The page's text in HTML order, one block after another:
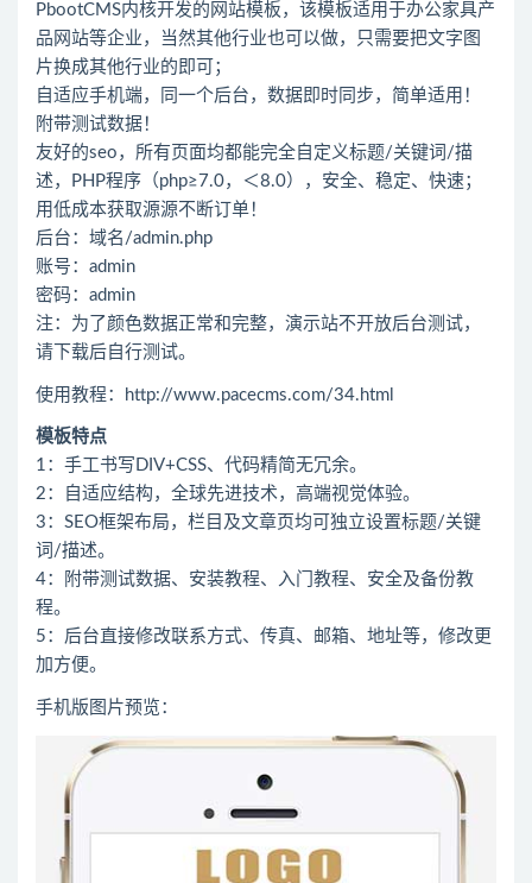
PbootCMS内核开发的网站模板，该模板适用于办公家具产
品网站等企业，当然其他行业也可以做，只需要把文字图
片换成其他行业的即可；
自适应手机端，同一个后台，数据即时同步，简单适用！
附带测试数据！
友好的seo，所有页面均都能完全自定义标题/关键词/描
述，PHP程序（php≥7.0，＜8.0），安全、稳定、快速；
用低成本获取源源不断订单！
后台：域名/admin.php
账号：admin
密码：admin
注：为了颜色数据正常和完整，演示站不开放后台测试，
请下载后自行测试。
使用教程： http://www.pacecms.com/34.html
模板特点
1：手工书写DIV+CSS、代码精简无冗余。
2：自适应结构，全球先进技术，高端视觉体验。
3：SEO框架布局，栏目及文章页均可独立设置标题/关键
词/描述。
4：附带测试数据、安装教程、入门教程、安全及备份教
程。
5：后台直接修改联系方式、传真、邮箱、地址等，修改更
加方便。
手机版图片预览：